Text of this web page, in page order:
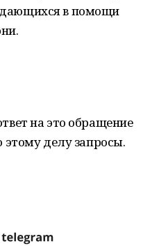
в помощи
на это обращение
этому делу запросы.